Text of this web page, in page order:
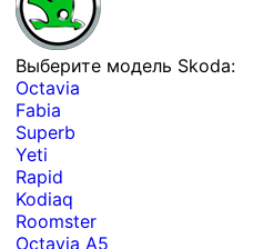
Выберите модель Skoda:
Octavia
Fabia
Superb
Yeti
Rapid
Kodiaq
Roomster
Octavia A5